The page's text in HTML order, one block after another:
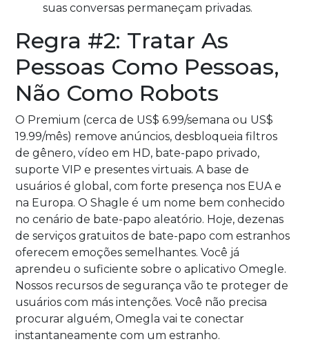
suas conversas permaneçam privadas.
Regra #2: Tratar As
Pessoas Como Pessoas,
Não Como Robots
O Premium (cerca de US$ 6.99/semana ou US$
19.99/mês) remove anúncios, desbloqueia filtros
de gênero, vídeo em HD, bate-papo privado,
suporte VIP e presentes virtuais. A base de
usuários é global, com forte presença nos EUA e
na Europa. O Shagle é um nome bem conhecido
no cenário de bate-papo aleatório. Hoje, dezenas
de serviços gratuitos de bate-papo com estranhos
oferecem emoções semelhantes. Você já
aprendeu o suficiente sobre o aplicativo Omegle.
Nossos recursos de segurança vão te proteger de
usuários com más intenções. Você não precisa
procurar alguém, Omegla vai te conectar
instantaneamente com um estranho.